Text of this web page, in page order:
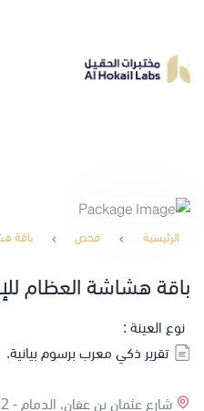
الرئيسية فحص باقة
باقة هشاشة العظام
نوع العينة :
تقرير ذكي معرب برسوم بيانية.
شارع عثمان بن عفان، الدمام -